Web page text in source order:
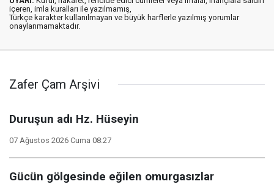
içeren, imla kuralları ile yazılmamış,
Türkçe karakter kullanılmayan ve büyük harflerle yazılmış yorumlar
onaylanmamaktadır.
Zafer Çam Arşivi
Duruşun adı Hz. Hüseyin
07 Ağustos 2026 Cuma 08:27
Gücün gölgesinde eğilen omurgasızlar